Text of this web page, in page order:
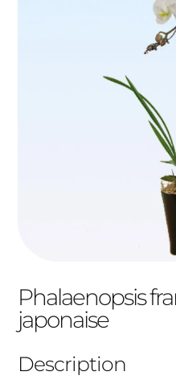
Phalaenopsis
japonaise
Description